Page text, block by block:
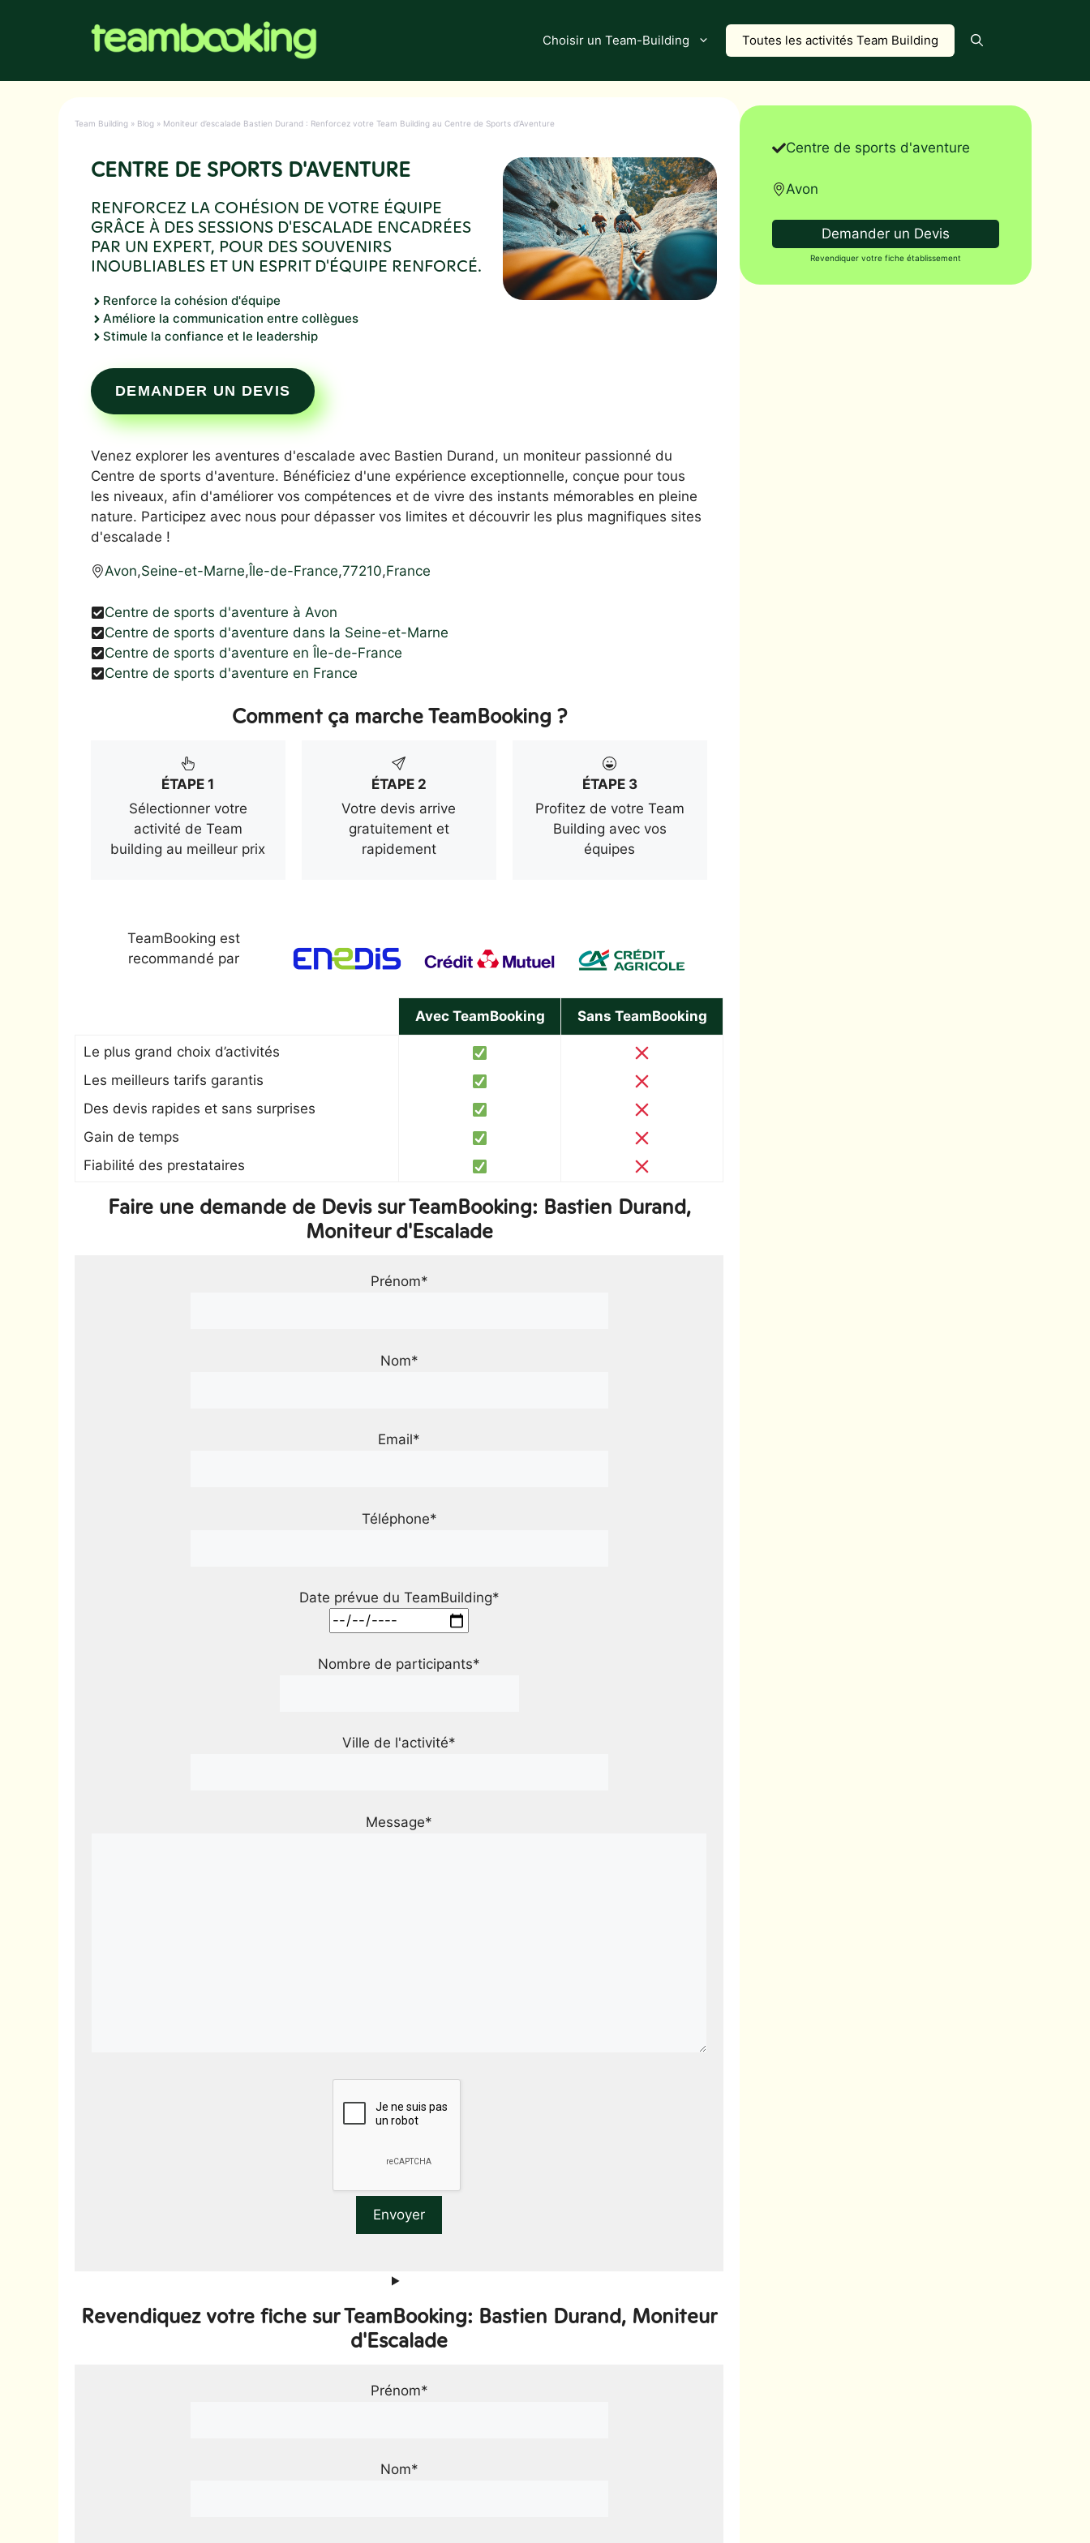
Choisir un Team-Building Toutes les activités Team Building
Team Building » Blog » Moniteur d’escalade Bastien Durand : Renforcez votre Team Building au Centre de Sports d’Aventure
CENTRE DE SPORTS D'AVENTURE
RENFORCEZ LA COHÉSION DE VOTRE ÉQUIPE
GRÂCE À DES SESSIONS D'ESCALADE ENCADRÉES
PAR UN EXPERT, POUR DES SOUVENIRS
INOUBLIABLES ET UN ESPRIT D'ÉQUIPE RENFORCÉ.
Renforce la cohésion d'équipe
Améliore la communication entre collègues
Stimule la confiance et le leadership
DEMANDER UN DEVIS
Venez explorer les aventures d'escalade avec Bastien Durand, un moniteur passionné du
Centre de sports d'aventure. Bénéficiez d'une expérience exceptionnelle, conçue pour tous
les niveaux, afin d'améliorer vos compétences et de vivre des instants mémorables en pleine
nature. Participez avec nous pour dépasser vos limites et découvrir les plus magnifiques sites
d'escalade !
Avon,Seine-et-Marne,Île-de-France,77210,France
Centre de sports d'aventure à Avon
Centre de sports d'aventure dans la Seine-et-Marne
Centre de sports d'aventure en Île-de-France
Centre de sports d'aventure en France
Comment ça marche TeamBooking ?
ÉTAPE 1
Sélectionner votre
activité de Team
building au meilleur prix
ÉTAPE 2
Votre devis arrive
gratuitement et
rapidement
ÉTAPE 3
Profitez de votre Team
Building avec vos
équipes
TeamBooking est
recommandé par
Avec TeamBooking Sans TeamBooking
Le plus grand choix d’activités
Les meilleurs tarifs garantis
Des devis rapides et sans surprises
Gain de temps
Fiabilité des prestataires
Faire une demande de Devis sur TeamBooking: Bastien Durand,
Moniteur d'Escalade
Prénom*
Nom*
Email*
Téléphone*
Date prévue du TeamBuilding*
Nombre de participants*
Ville de l'activité*
Message*
Revendiquez votre fiche sur TeamBooking: Bastien Durand, Moniteur
d'Escalade
Prénom*
Nom*
Centre de sports d'aventure
Avon
Demander un Devis
Revendiquer votre fiche établissement